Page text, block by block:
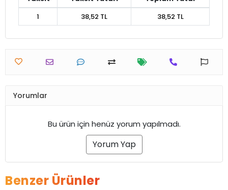
1
38,52 TL 38,52 TL
Yorumlar
Bu ürün için henüz yorum yapılmadı.
Yorum Yap
Benzer Ürünler